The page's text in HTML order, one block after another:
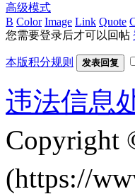
高级模式
B Color Image Link Quote
您需要登录后才可以回帖
本版积分规则 发表回复
违法信息
Copyright
(https://